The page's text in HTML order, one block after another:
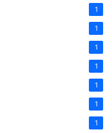
1
1
1
1
1
1
1